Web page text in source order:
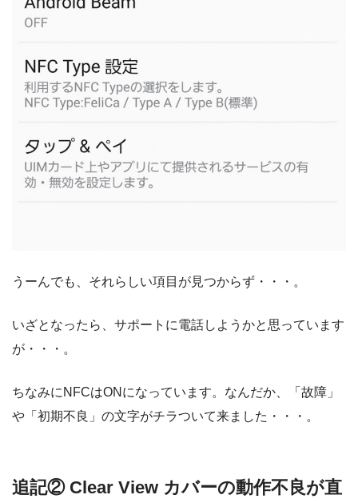
うーんでも、それらしい項目が見つからず・・・。
いざとなったら、サポートに電話しようかと思っています
が・・・。
ちなみにNFCはONになっています。なんだか、「故障」
や「初期不良」の文字がチラついて来ました・・・。
追記② Clear View カバーの動作不良が直